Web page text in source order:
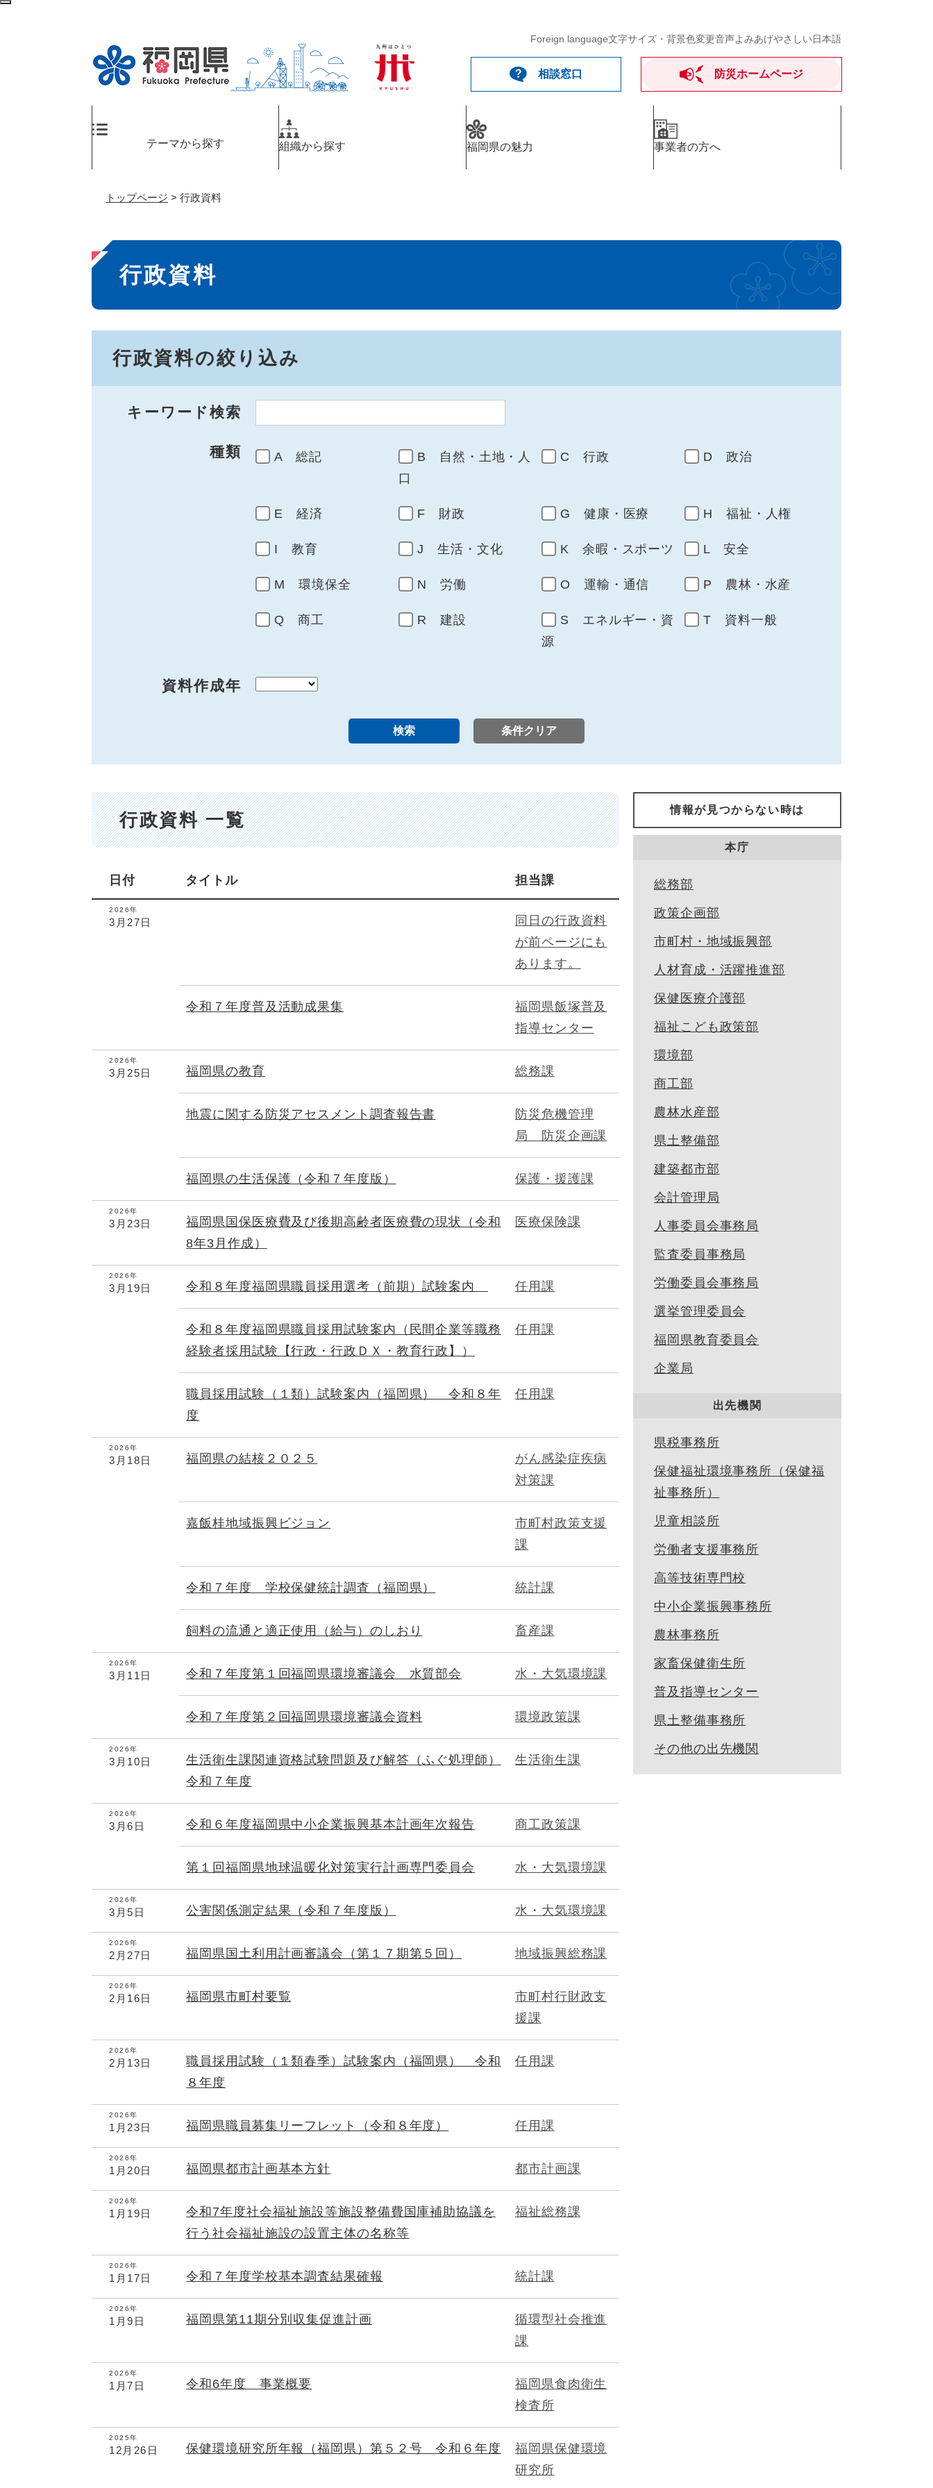
ペ
メ
Foreign language文字サイズ・背景色変更音声よみあげやさしい日本語
相談窓口 防災ホームページ
テーマから探す 組織から探す 福岡県の魅力 事業者の方へ
トップページ > 行政資料
本
文
行政資料
行政資料の絞り込み
キーワード検索
種類 A 総記
B 自然・土地・人
口
C 行政 D 政治
E 経済 F 財政 G 健康・医療 H 福祉・人権
I 教育 J 生活・文化 K 余暇・スポーツ L 安全
M 環境保全 N 労働 O 運輸・通信 P 農林・水産
Q 商工 R 建設
S エネルギー・資
源
T 資料一般
資料作成年
行政資料 一覧
日付 タイトル 担当課
2026年
3月27日
同日の行政資料
が前ページにも
あります。
令和７年度普及活動成果集
福岡県飯塚普及
指導センター
2026年
3月25日 福岡県の教育 総務課
地震に関する防災アセスメント調査報告書
防災危機管理
局 防災企画課
福岡県の生活保護（令和７年度版） 保護・援護課
2026年
3月23日
福岡県国保医療費及び後期高齢者医療費の現状（令和
8年3月作成）
医療保険課
2026年
3月19日 令和８年度福岡県職員採用選考（前期）試験案内 任用課
令和８年度福岡県職員採用試験案内（民間企業等職務
経験者採用試験【行政・行政ＤＸ・教育行政】）
任用課
職員採用試験（１類）試験案内（福岡県） 令和８年
度
任用課
2026年
3月18日 福岡県の結核２０２５
がん感染症疾病
対策課
嘉飯桂地域振興ビジョン
市町村政策支援
課
令和７年度 学校保健統計調査（福岡県） 統計課
飼料の流通と適正使用（給与）のしおり 畜産課
2026年
3月11日 令和７年度第１回福岡県環境審議会 水質部会 水・大気環境課
令和７年度第２回福岡県環境審議会資料 環境政策課
2026年
3月10日
生活衛生課関連資格試験問題及び解答（ふぐ処理師）
令和７年度
生活衛生課
2026年
3月6日 令和６年度福岡県中小企業振興基本計画年次報告 商工政策課
第１回福岡県地球温暖化対策実行計画専門委員会 水・大気環境課
2026年
3月5日 公害関係測定結果（令和７年度版） 水・大気環境課
2026年
2月27日 福岡県国土利用計画審議会（第１７期第５回） 地域振興総務課
2026年
2月16日 福岡県市町村要覧
市町村行財政支
援課
2026年
2月13日
職員採用試験（１類春季）試験案内（福岡県） 令和
８年度
任用課
2026年
1月23日 福岡県職員募集リーフレット（令和８年度） 任用課
2026年
1月20日 福岡県都市計画基本方針 都市計画課
2026年
1月19日
令和7年度社会福祉施設等施設整備費国庫補助協議を
行う社会福祉施設の設置主体の名称等
福祉総務課
2026年
1月17日 令和７年度学校基本調査結果確報 統計課
2026年
1月9日 福岡県第11期分別収集促進計画
循環型社会推進
課
2026年
1月7日 令和6年度 事業概要
福岡県食肉衛生
検査所
2025年
12月26日 保健環境研究所年報（福岡県）第５２号 令和６年度
福岡県保健環境
研究所
情報が見つからない時は
本庁
総務部
政策企画部
市町村・地域振興部
人材育成・活躍推進部
保健医療介護部
福祉こども政策部
環境部
商工部
農林水産部
県土整備部
建築都市部
会計管理局
人事委員会事務局
監査委員事務局
労働委員会事務局
選挙管理委員会
福岡県教育委員会
企業局
出先機関
県税事務所
保健福祉環境事務所（保健福
祉事務所）
児童相談所
労働者支援事務所
高等技術専門校
中小企業振興事務所
農林事務所
家畜保健衛生所
普及指導センター
県土整備事務所
その他の出先機関